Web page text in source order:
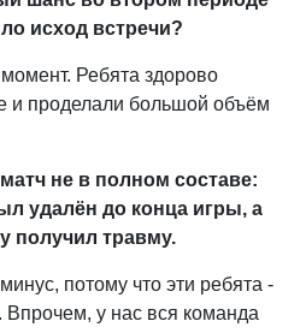
исход встречи?
Ребята здорово
и проделали большой объём
не в полном составе:
удалён до конца игры, а
получил травму.
потому что эти ребята -
у нас вся команда